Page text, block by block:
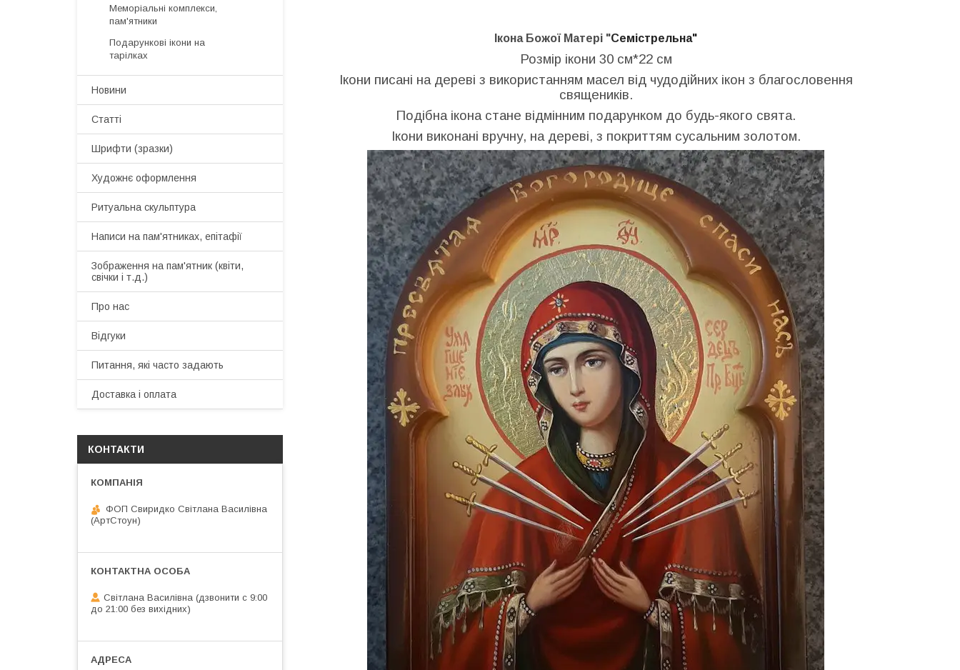
Ікона Божої Матері "Семістрельна"
Розмір ікони 30 см*22 см
Ікони писані на дереві з використанням масел від чудодійних ікон з благословення
священиків.
Подібна ікона стане відмінним подарунком до будь-якого свята.
Ікони виконані вручну, на дереві, з покриттям сусальним золотом.
Меморіальні комплекси,
пам'ятники
Подарункові ікони на
тарілках
Новини
Статті
Шрифти (зразки)
Художнє оформлення
Ритуальна скульптура
Написи на пам'ятниках, епітафії
Зображення на пам'ятник (квіти,
свічки і т.д.)
Про нас
Відгуки
Питання, які часто задають
Доставка і оплата
КОНТАКТИ
ФОП Свиридко Світлана Василівна
(АртСтоун)
Світлана Василівна (дзвонити с 9:00
до 21:00 без вихідних)